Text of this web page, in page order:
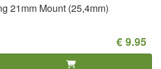
21mm Mount (25,4mm)
€ 9.95